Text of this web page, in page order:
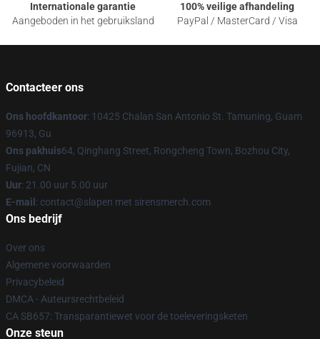
Internationale garantie
Aangeboden in het gebruiksland
100% veilige afhandeling
PayPal / MasterCard / Visa
Contacteer ons
Ons hoofdkantoor: 10425 Chalan San Antonio St. Tamuning, Guam
96913, Gu
Ons pakhuis64, Qinghang Street, Rongcheng Town, Bozhou City,
Fujian, CN
Uur: 21.00 uur 5.00 uur
E-mail : contact@slapen met sirensmerch.com
Ons bedrijf
Over ons
Algemene voorwaarden
Privacybeleid
DMCA - Auteursrechtbeleid
CA SB657: Transparantiewet voor de toeleveringsketen
Onze steun